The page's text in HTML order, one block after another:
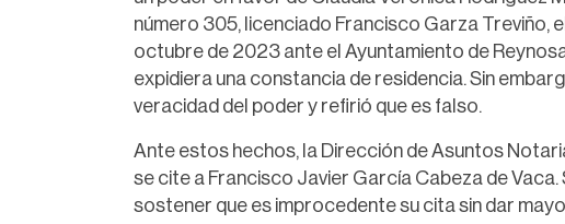
número 305, licenciado Francisco Garza Treviño,
octubre de 2023 ante el Ayuntamiento de
expidiera una constancia de residencia. Sin
veracidad del poder y refirió que es falso.
Ante estos hechos, la Dirección de Asuntos
se cite a Francisco Javier García Cabeza de Vaca.
sostener que es improcedente su cita sin dar